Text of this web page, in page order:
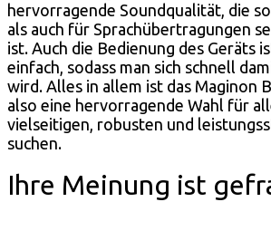
hervorragende Soundqualität, die
als auch für Sprachübertragungen
ist. Auch die Bedienung des Geräts
einfach, sodass man sich schnell
wird. Alles in allem ist das Maginon
also eine hervorragende Wahl für
vielseitigen, robusten und
suchen.
Ihre Meinung ist